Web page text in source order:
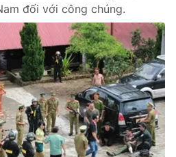
897 897
đối với công chúng.